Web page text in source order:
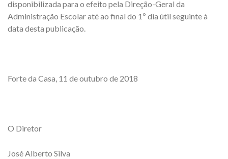
disponibilizada para o efeito pela Direção-Geral da
Administração Escolar até ao final do 1º dia útil seguinte à
data desta publicação.
Forte da Casa, 11 de outubro de 2018
O Diretor
José Alberto Silva